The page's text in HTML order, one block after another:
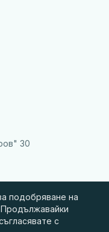
30
подобряване на
с